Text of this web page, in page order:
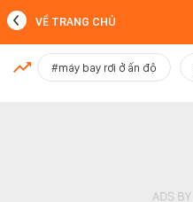
MỚI NHẤT
VỀ TRANG CHỦ
#máy bay rơi ở ấn độ